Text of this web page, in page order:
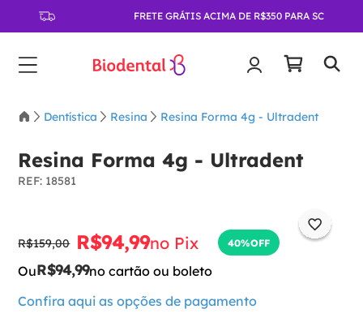
FRETE GRÁTIS ACIMA DE R$350 PARA SC
Dentística Resina Resina Forma 4g - Ultradent
Resina Forma 4g - Ultradent
: 18581
R$159,00 R$94,99no Pix 40%OFF
OuR$94,99no cartão ou boleto
Confira aqui as opções de pagamento